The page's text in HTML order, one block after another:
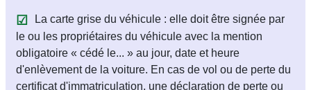
La carte grise du véhicule : elle doit être signée par
le ou les propriétaires du véhicule avec la mention
obligatoire « cédé le... » au jour, date et heure
d'enlèvement de la voiture. En cas de vol ou de perte du
certificat d'immatriculation, une déclaration de perte ou